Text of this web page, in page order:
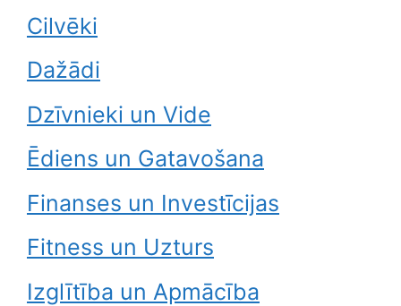
Cilvēki
Dažādi
Dzīvnieki un Vide
Ēdiens un Gatavošana
Finanses un Investīcijas
Fitness un Uzturs
Izglītība un Apmācība